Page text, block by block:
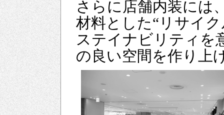
さらに店舗内装には
材料とした“リサイ
ステイナビリティを
の良い空間を作り上